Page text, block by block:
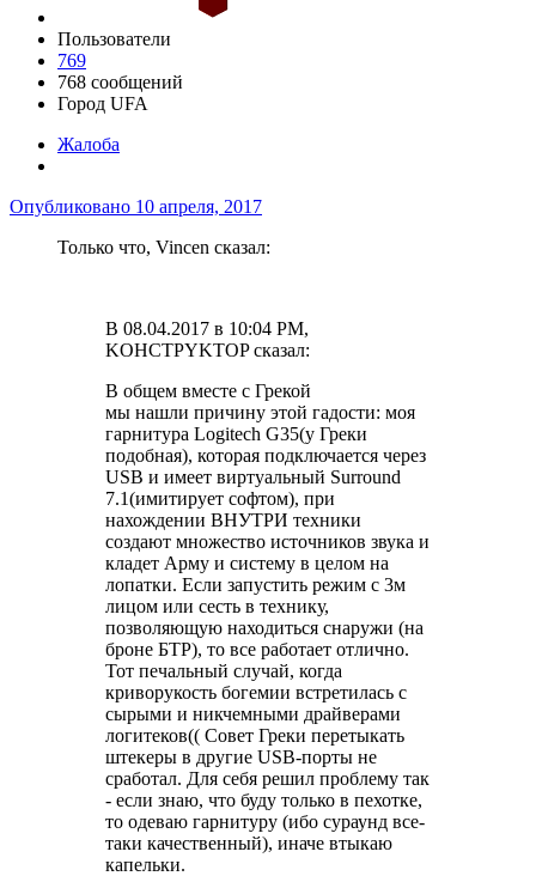
Пользователи
769
768 сообщений
Город UFA
Жалоба
Опубликовано 10 апреля, 2017
Только что, Vincen сказал:
В 08.04.2017 в 10:04 PM,
KOHCTPYKTOP сказал:
В общем вместе с Грекой
мы нашли причину этой гадости: моя
гарнитура Logitech G35(у Греки
подобная), которая подключается через
USB и имеет виртуальный Surround
7.1(имитирует софтом), при
нахождении ВНУТРИ техники
создают множество источников звука и
кладет Арму и систему в целом на
лопатки. Если запустить режим с 3м
лицом или сесть в технику,
позволяющую находиться снаружи (на
броне БТР), то все работает отлично.
Тот печальный случай, когда
криворукость богемии встретилась с
сырыми и никчемными драйверами
логитеков(( Совет Греки перетыкать
штекеры в другие USB-порты не
сработал. Для себя решил проблему так
- если знаю, что буду только в пехотке,
то одеваю гарнитуру (ибо сураунд все-
таки качественный), иначе втыкаю
капельки.